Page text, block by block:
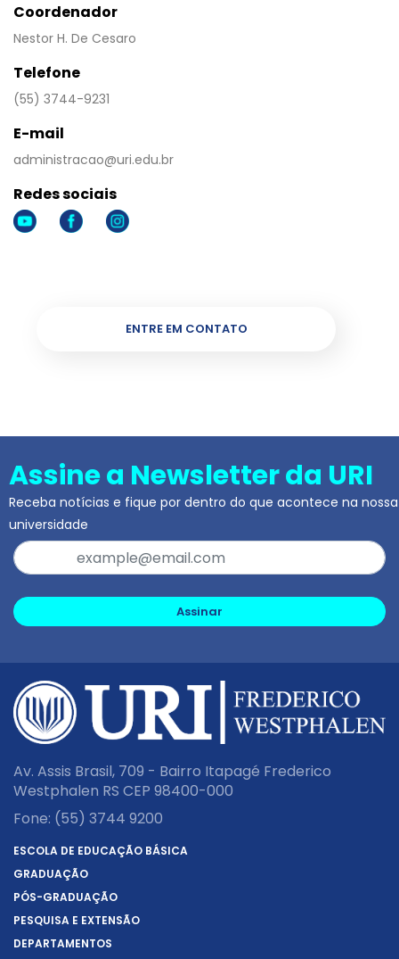
Coordenador
Nestor H. De Cesaro
Telefone
(55) 3744-9231
E-mail
administracao@uri.edu.br
Redes sociais
ENTRE EM CONTATO
Assine a Newsletter da URI
Receba notícias e fique por dentro do que acontece na nossa
universidade
Assinar
Av. Assis Brasil, 709 - Bairro Itapagé Frederico
Westphalen RS CEP 98400-000
Fone: (55) 3744 9200
ESCOLA DE EDUCAÇÃO BÁSICA
GRADUAÇÃO
PÓS-GRADUAÇÃO
PESQUISA E EXTENSÃO
DEPARTAMENTOS